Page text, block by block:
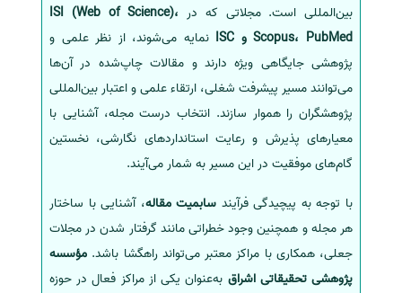
بین‌المللی است. مجلاتی که در ISI (Web of Science)،
Scopus، PubMed و ISC
نمایه می‌شوند، از نظر علمی و
پژوهشی جایگاهی ویژه دارند و مقالات چاپ‌شده در آن‌ها
می‌توانند مسیر پیشرفت شغلی، ارتقاء علمی و اعتبار بین‌المللی
پژوهشگران را هموار سازند. انتخاب درست مجله، آشنایی با
معیارهای پذیرش و رعایت استانداردهای نگارشی، نخستین
گام‌های موفقیت در این مسیر به شمار می‌آیند.
با توجه به پیچیدگی فرآیند سابمیت مقاله، آشنایی با ساختار
هر مجله و همچنین وجود خطراتی مانند گرفتار شدن در مجلات
جعلی، همکاری با مراکز معتبر می‌تواند راهگشا باشد. مؤسسه
پژوهشی تحقیقاتی اشراق به‌عنوان یکی از مراکز فعال در حوزه